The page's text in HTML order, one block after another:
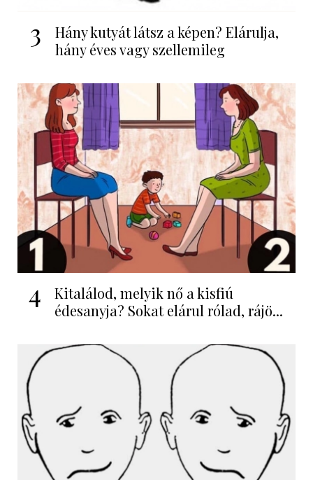
3
Hány kutyát látsz a képen? Elárulja,
hány éves vagy szellemileg
4
Kitalálod, melyik nő a kisfiú
édesanyja? Sokat elárul rólad, rájö...